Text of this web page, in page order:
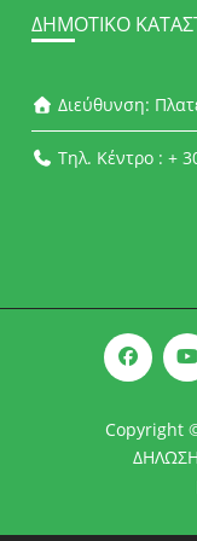
ΔΗΜΟΤΙΚΌ
Διεύθυνση:
Τηλ. Κέντρο : +
Copyright